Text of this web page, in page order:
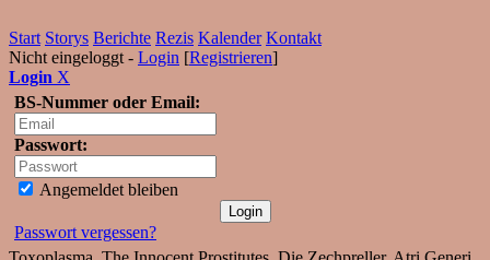
Start Storys Berichte Rezis Kalender Kontakt
Nicht eingeloggt - Login [Registrieren]
Login X
BS-Nummer oder Email:
Passwort:
Angemeldet bleiben
Passwort vergessen?